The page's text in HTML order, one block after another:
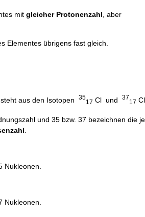
mit gleicher Protonenzahl , aber
Elementes übrigens fast gleich.
aus den Isotopen 35
17 Cl und 37
17 Cl.
und 35 bzw. 37 bezeichnen die
.
Nukleonen.
Nukleonen.